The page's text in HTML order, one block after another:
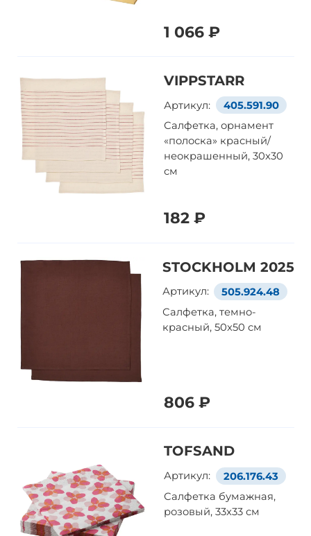
1 066 ₽
VIPPSTARR
Артикул:
405.591.90
Салфетка, орнамент
«полоска» красный/
неокрашенный, 30x30
см
182 ₽
STOCKHOLM 2025
Артикул:
505.924.48
Салфетка, темно-
красный, 50x50 см
806 ₽
TOFSAND
Артикул:
206.176.43
Салфетка бумажная,
розовый, 33x33 см